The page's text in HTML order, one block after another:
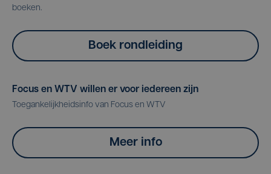
boeken.
Boek rondleiding
Focus en WTV willen er voor iedereen zijn
Toegankelijkheidsinfo van Focus en WTV
Meer info